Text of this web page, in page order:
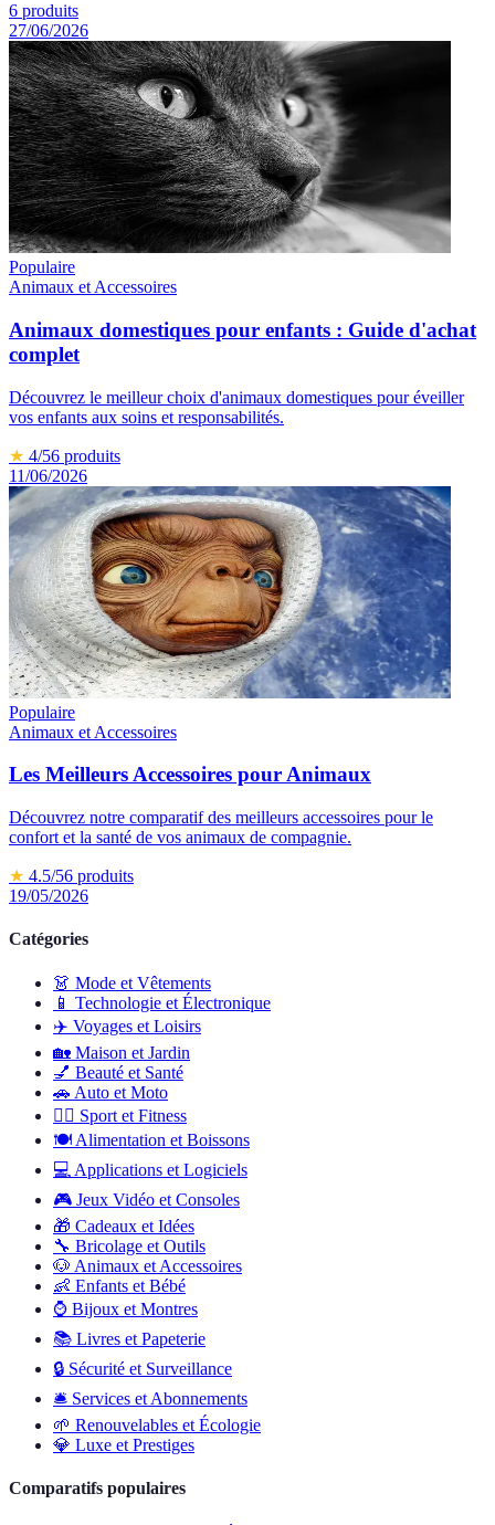
6 produits
27/06/2026
Populaire
Animaux et Accessoires
Animaux domestiques pour enfants : Guide d'achat
complet
Découvrez le meilleur choix d'animaux domestiques pour éveiller
vos enfants aux soins et responsabilités.
★ 4/56 produits
11/06/2026
Populaire
Animaux et Accessoires
Les Meilleurs Accessoires pour Animaux
Découvrez notre comparatif des meilleurs accessoires pour le
confort et la santé de vos animaux de compagnie.
★ 4.5/56 produits
19/05/2026
Catégories
👗 Mode et Vêtements
📱 Technologie et Électronique
✈️ Voyages et Loisirs
🏡 Maison et Jardin
💅 Beauté et Santé
🚗 Auto et Moto
🏋️‍♂️ Sport et Fitness
🍽️ Alimentation et Boissons
💻 Applications et Logiciels
🎮 Jeux Vidéo et Consoles
🎁 Cadeaux et Idées
🔧 Bricolage et Outils
🐶 Animaux et Accessoires
👶 Enfants et Bébé
⌚ Bijoux et Montres
📚 Livres et Papeterie
🔒 Sécurité et Surveillance
🛎️ Services et Abonnements
🌱 Renouvelables et Écologie
💎 Luxe et Prestiges
Comparatifs populaires